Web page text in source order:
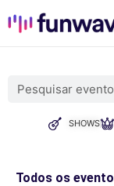
SHOWS
Todos os